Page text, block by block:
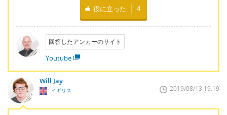
役に立った 4
回答したアンカーのサイト
Youtube
Will Jay
イギリス 2019/08/13 19:19